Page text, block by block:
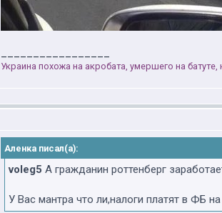
Украина похожа на акробата, умершего на
Аленка писал(а):
voleg5 А гражданин роттенберг
У Вас мантра что ли,налоги платят в ФБ